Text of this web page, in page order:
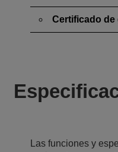
Certificado de
Las funciones y